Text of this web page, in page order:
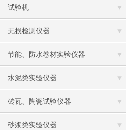
试验机
无损检测仪器
节能、防水卷材实验仪器
水泥类实验仪器
砖瓦、陶瓷试验仪器
砂浆类实验仪器